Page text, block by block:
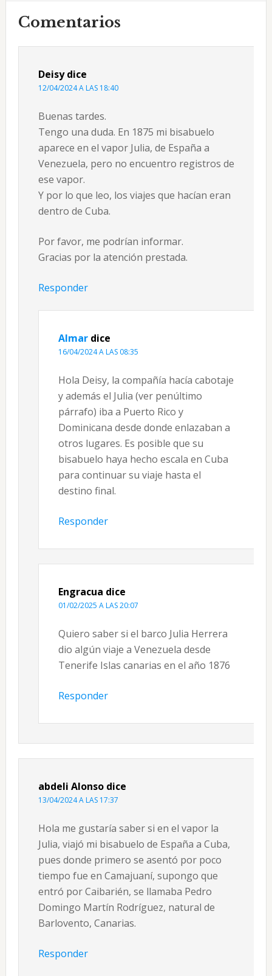
Interacciones
con
lectores
Comentarios
Deisy dice
12/04/2024 A LAS 18:40
Buenas tardes.
Tengo una duda. En 1875 mi bisabuelo
aparece en el vapor Julia, de España a
Venezuela, pero no encuentro registros de
ese vapor.
Y por lo que leo, los viajes que hacían eran
dentro de Cuba.
Por favor, me podrían informar.
Gracias por la atención prestada.
Responder
Almar dice
16/04/2024 A LAS 08:35
Hola Deisy, la compañía hacía cabotaje
y además el Julia (ver penúltimo
párrafo) iba a Puerto Rico y
Dominicana desde donde enlazaban a
otros lugares. Es posible que su
bisabuelo haya hecho escala en Cuba
para continuar su viaje hasta el
destino final.
Responder
Engracua dice
01/02/2025 A LAS 20:07
Quiero saber si el barco Julia Herrera
dio algún viaje a Venezuela desde
Tenerife Islas canarias en el año 1876
Responder
abdeli Alonso dice
13/04/2024 A LAS 17:37
Hola me gustaría saber si en el vapor la
Julia, viajó mi bisabuelo de España a Cuba,
pues donde primero se asentó por poco
tiempo fue en Camajuaní, supongo que
entró por Caibarién, se llamaba Pedro
Domingo Martín Rodríguez, natural de
Barlovento, Canarias.
Responder